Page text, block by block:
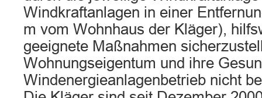
Windkraftanlagen in einer
m vom Wohnhaus der Kläger),
geeignete Maßnahmen
Wohnungseigentum und ihre
Windenergieanlagenbetrieb nicht